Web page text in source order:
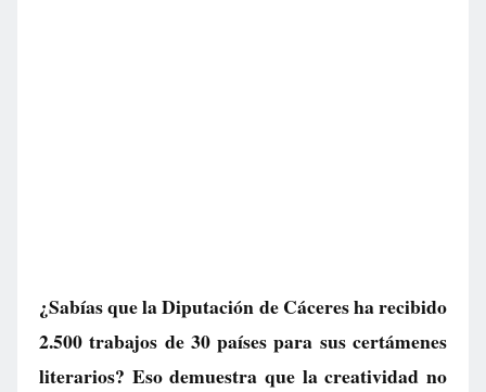
¿Sabías que la Diputación de Cáceres ha recibido
2.500 trabajos de 30 países para sus certámenes
literarios? Eso demuestra que la creatividad no